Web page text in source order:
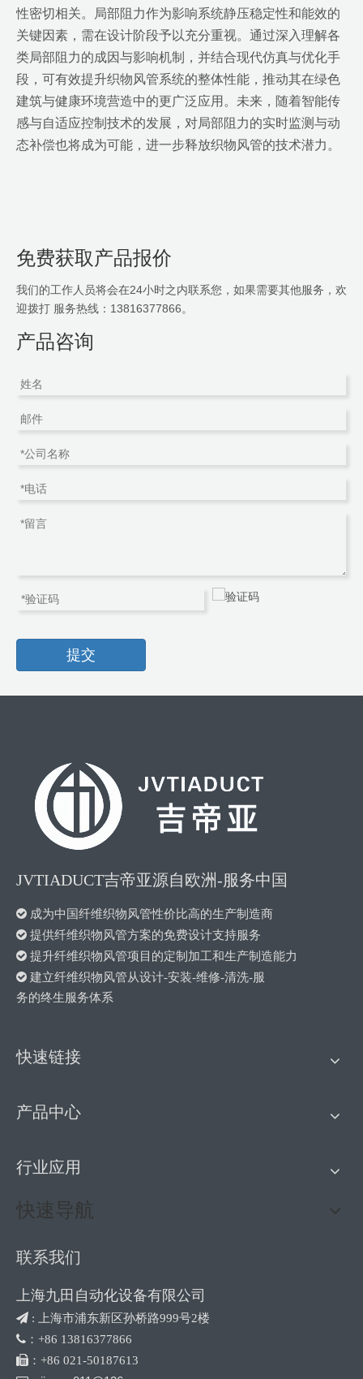
性密切相关。局部阻力作为影响系统静压稳定性和能效的
关键因素，需在设计阶段予以充分重视。通过深入理解各
类局部阻力的成因与影响机制，并结合现代仿真与优化手
段，可有效提升织物风管系统的整体性能，推动其在绿色
建筑与健康环境营造中的更广泛应用。未来，随着智能传
感与自适应控制技术的发展，对局部阻力的实时监测与动
态补偿也将成为可能，进一步释放织物风管的技术潜力。
免费获取产品报价
我们的工作人员将会在24小时之内联系您，如果需要其他服务，欢
迎拨打 服务热线：13816377866。
产品咨询
提交
JVTIADUCT吉帝亚源自欧洲-服务中国
 成为中国纤维织物风管性价比高的生产制造商
 提供纤维织物风管方案的免费设计支持服务
 提升纤维织物风管项目的定制加工和生产制造能力
 建立纤维织物风管从设计-安装-维修-清洗-服
务的终生服务体系
快速链接
产品中心
行业应用
快速导航
联系我们
上海九田自动化设备有限公司
 :
上海市浦东新区孙桥路999号2楼
 ：+86 13816377866
 ：+86 021-50187613